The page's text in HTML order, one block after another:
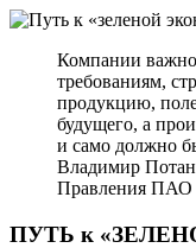
Компании важно
требованиям,
продукцию,
будущего, а
и само должно
Владимир
Правления ПАО
ПУТЬ к